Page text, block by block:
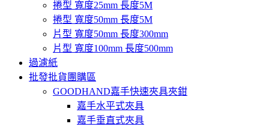
捲型 寬度25mm 長度5M
捲型 寬度50mm 長度5M
片型 寬度50mm 長度300mm
片型 寬度100mm 長度500mm
過濾紙
批發批貨團購區
GOODHAND嘉手快速夾具夾鉗
嘉手水平式夾具
嘉手垂直式夾具